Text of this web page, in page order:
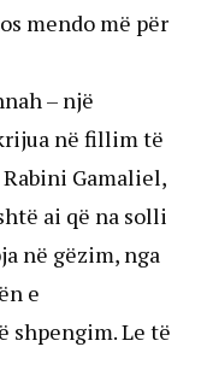
mendo më për
– një
në fillim të
Gamaliel,
ai që na solli
në gëzim, nga
e
shpengim. Le të